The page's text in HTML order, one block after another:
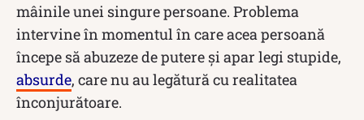
mâinile unei singure persoane. Problema
intervine în momentul în care acea persoană
începe să abuzeze de putere și apar legi stupide,
absurde, care nu au legătură cu realitatea
înconjurătoare.